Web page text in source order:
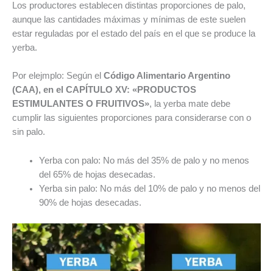
Los productores establecen distintas proporciones de palo,
aunque las cantidades máximas y mínimas de este suelen
estar reguladas por el estado del país en el que se produce la
yerba.
Por elejmplo: Según el Código Alimentario Argentino
(CAA), en el CAPÍTULO XV: «PRODUCTOS
ESTIMULANTES O FRUITIVOS», la yerba mate debe
cumplir las siguientes proporciones para considerarse con o
sin palo.
Yerba con palo: No más del 35% de palo y no menos
del 65% de hojas desecadas.
Yerba sin palo: No más del 10% de palo y no menos del
90% de hojas desecadas.